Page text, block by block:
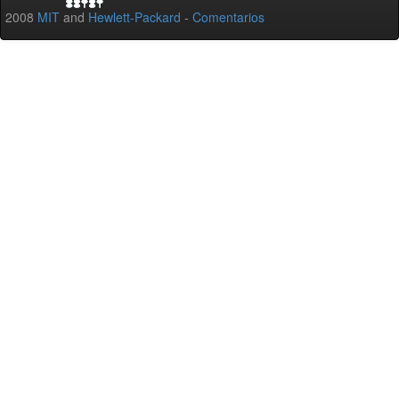
2008 MIT and Hewlett-Packard - Comentarios